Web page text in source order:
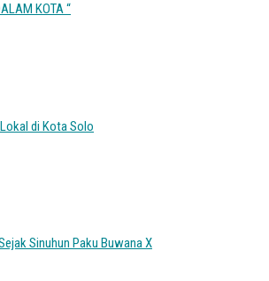
KOTA “
di Kota Solo
Sinuhun Paku Buwana X